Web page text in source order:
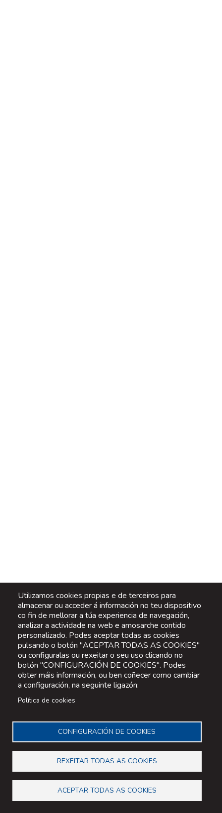
Utilizamos cookies propias e de terceiros para
almacenar ou acceder á información no teu dispositivo
co fin de mellorar a túa experiencia de navegación,
analizar a actividade na web e amosarche contido
personalizado. Podes aceptar todas as cookies
pulsando o botón "ACEPTAR TODAS AS COOKIES"
ou configuralas ou rexeitar o seu uso clicando no
botón "CONFIGURACIÓN DE COOKIES". Podes
obter máis información, ou ben coñecer como cambiar
a configuración, na seguinte ligazón:
Política de cookies
CONFIGURACIÓN DE COOKIES
REXEITAR TODAS AS COOKIES
ACEPTAR TODAS AS COOKIES